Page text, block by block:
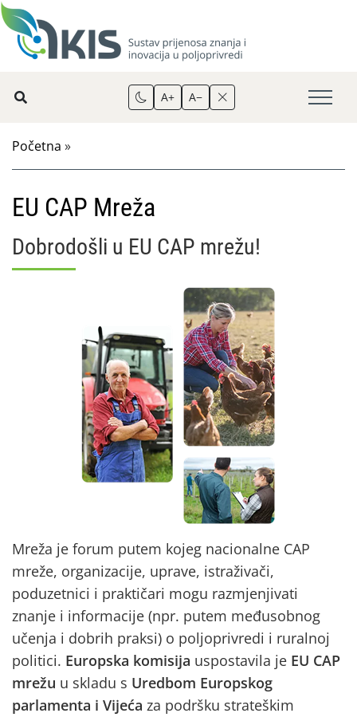
A+ A−
Početna »
EU CAP Mreža
Dobrodošli u EU CAP mrežu!
Mreža je forum putem kojeg nacionalne CAP
mreže, organizacije, uprave, istraživači,
poduzetnici i praktičari mogu razmjenjivati
znanje i informacije (npr. putem međusobnog
učenja i dobrih praksi) o poljoprivredi i ruralnoj
politici. Europska komisija uspostavila je EU CAP
mrežu u skladu s Uredbom Europskog
parlamenta i Vijeća za podršku strateškim